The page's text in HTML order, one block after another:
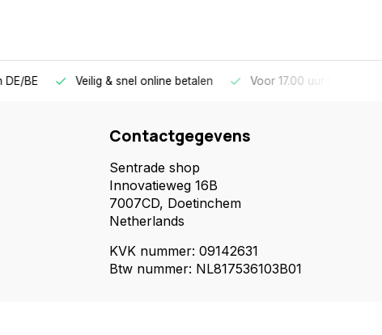
BE Veilig & snel online betalen Voor 17.00 uur besteld,
Contactgegevens
Sentrade shop
Innovatieweg 16B
7007CD, Doetinchem
Netherlands
KVK nummer: 09142631
Btw nummer: NL817536103B01